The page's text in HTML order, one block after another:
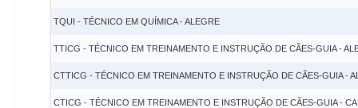
TQUI - TÉCNICO EM QUÍMICA - ALEGRE
TTICG - TÉCNICO EM TREINAMENTO E INSTRUÇÃO DE CÃES-GUIA -
CTTICG - TÉCNICO EM TREINAMENTO E INSTRUÇÃO DE CÃES-GUIA -
CTICG - TÉCNICO EM TREINAMENTO E INSTRUÇÃO DE CÃES-GUIA -